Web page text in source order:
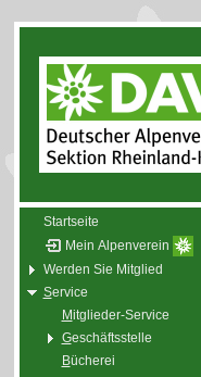
Startseite
Mein Alpenverein
Werden Sie Mitglied
Service
Mitglieder-Service
Geschäftsstelle
Bücherei